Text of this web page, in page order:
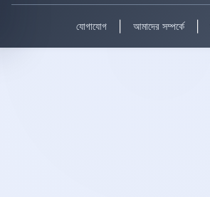
যোগাযোগ আমাদের সম্পর্কে